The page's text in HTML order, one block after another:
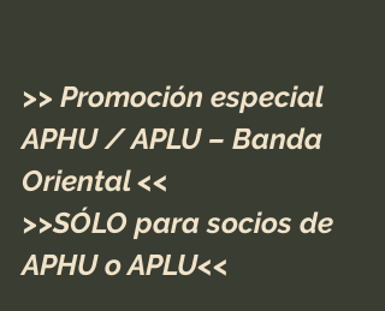
>> Promoción especial
APHU / APLU – Banda
Oriental <<
>>SÓLO para socios de
APHU o APLU<<